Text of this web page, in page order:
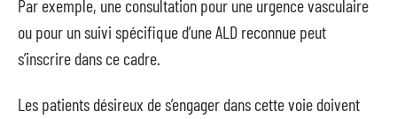
Par exemple, une consultation pour une urgence vasculaire
ou pour un suivi spécifique d’une ALD reconnue peut
s’inscrire dans ce cadre.
Les patients désireux de s’engager dans cette voie doivent